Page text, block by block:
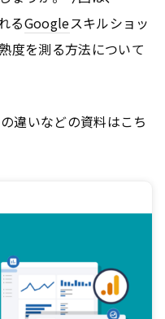
るGoogleスキルショッ
度を測る方法について
違いなどの資料はこち